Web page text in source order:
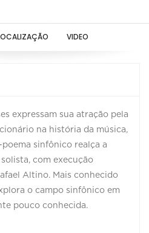
VIDEO
expressam sua atração pela
na história da música,
sinfônico realça a
com execução
Altino. Mais conhecido
o campo sinfônico em
pouco conhecida.